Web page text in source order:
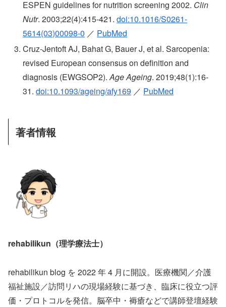
ESPEN guidelines for nutrition screening 2002. Clin
Nutr. 2003;22(4):415-421.doi:10.1016/S0261-
5614(03)00098-0 ／ PubMed
Cruz-Jentoft AJ, Bahat G, Bauer J, et al. Sarcopenia:
revised European consensus on definition and
diagnosis (EWGSOP2).Age Ageing. 2019;48(1):16-
31.doi:10.1093/ageing/afy169 ／ PubMed
著者情報
rehabilikun（理学療法士）
rehabilikun blog を 2022 年 4 月に開設。医療機関／介護
福祉施設／訪問リハの現場経験に基づき、臨床に役立つ評
価・プロトコルを発信。脳卒中・褥瘡などで講師登壇経験